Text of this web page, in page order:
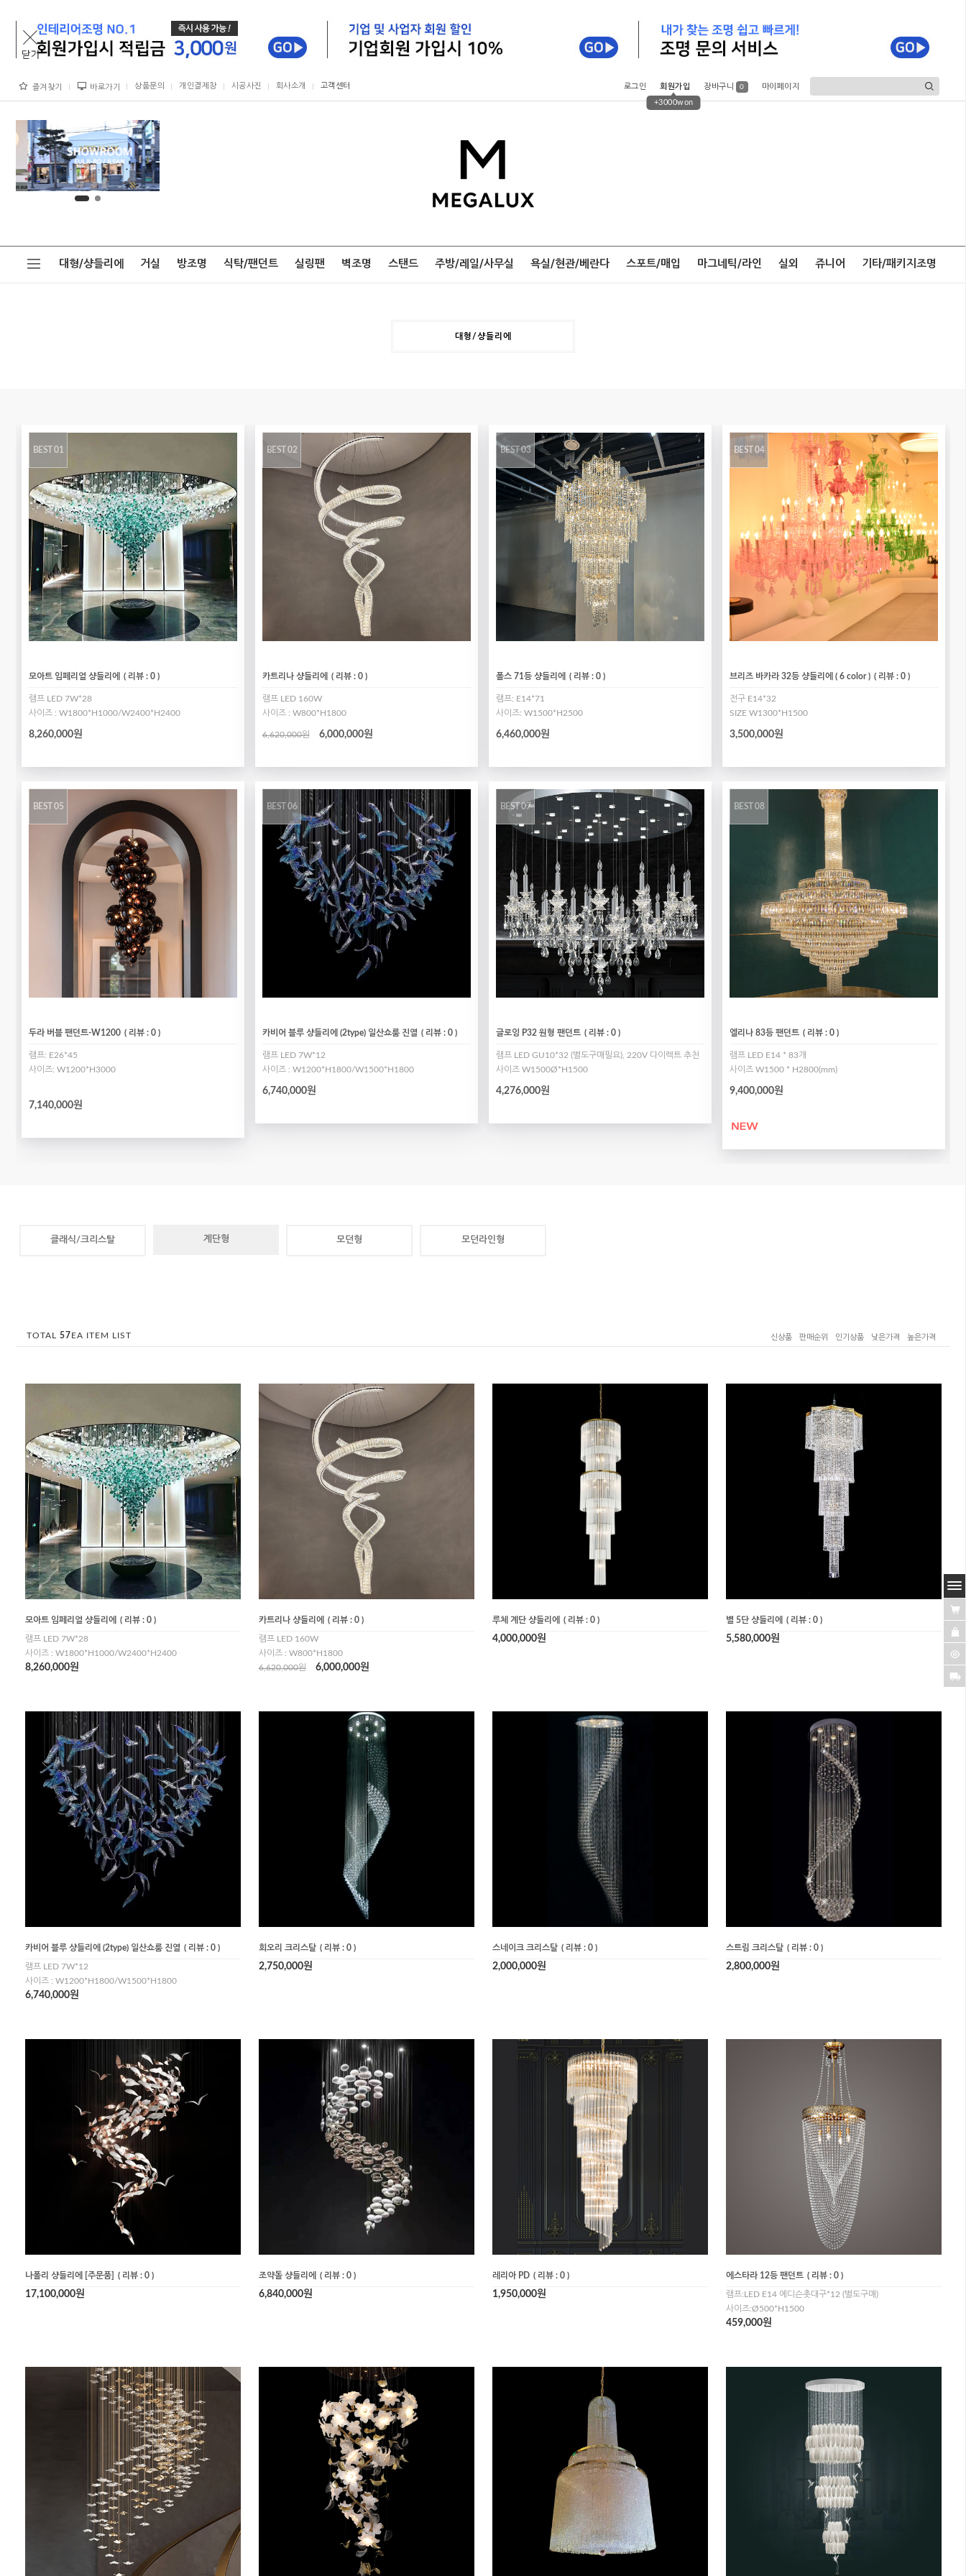
즐겨찾기 바로가기 상품문의 개인결제창 시공사진 회사소개 고객센터 로그인 회원가입
+3000won
장바구니 0 마이페이지
대형/샹들리에 거실 방조명 식탁/팬던트 실링팬 벽조명 스탠드 주방/레일/사무실 욕실/현관/베란다 스포트/매입 마그네틱/라인 실외 쥬니어 기타/패키지조명
대형/샹들리에
BEST 01
모아트 임페리얼 샹들리에 ( 리뷰 : 0 )
램프 LED 7W*28
사이즈 : W1800*H1000/W2400*H2400
8,260,000원
BEST 02
카트리나 샹들리에 ( 리뷰 : 0 )
램프 LED 160W
사이즈 : W800*H1800
6,620,000원 6,000,000원
BEST 03
폴스 71등 샹들리에 ( 리뷰 : 0 )
램프: E14*71
사이즈: W1500*H2500
6,460,000원
BEST 04
브리즈 바카라 32등 샹들리에 ( 6 color ) ( 리뷰 : 0 )
전구 E14*32
SIZE W1300*H1500
3,500,000원
BEST 05
두라 버블 팬던트-W1200 ( 리뷰 : 0 )
램프: E26*45
사이즈: W1200*H3000
7,140,000원
BEST 06
카비어 블루 샹들리에 (2type) 일산쇼룸 진열 ( 리뷰 : 0 )
램프 LED 7W*12
사이즈 : W1200*H1800/W1500*H1800
6,740,000원
BEST 07
글로잉 P32 원형 팬던트 ( 리뷰 : 0 )
램프 LED GU10*32 (별도구매필요), 220V 다이렉트 추천
사이즈 W1500Ø*H1500
4,276,000원
BEST 08
엘리나 83등 팬던트 ( 리뷰 : 0 )
램프 LED E14 * 83개
사이즈 W1500 * H2800(mm)
9,400,000원
클래식/크리스탈 계단형 모던형 모던라인형
TOTAL 57EA ITEM LIST 신상품 판매순위 인기상품 낮은가격 높은가격
모아트 임페리얼 샹들리에 ( 리뷰 : 0 )
램프 LED 7W*28
사이즈 : W1800*H1000/W2400*H2400
8,260,000원
카트리나 샹들리에 ( 리뷰 : 0 )
램프 LED 160W
사이즈 : W800*H1800
6,620,000원
6,000,000원
루체 계단 샹들리에 ( 리뷰 : 0 )
4,000,000원
별 5단 샹들리에 ( 리뷰 : 0 )
5,580,000원
카비어 블루 샹들리에 (2type) 일산쇼룸 진열 ( 리뷰 : 0 )
램프 LED 7W*12
사이즈 : W1200*H1800/W1500*H1800
6,740,000원
회오리 크리스탈 ( 리뷰 : 0 )
2,750,000원
스네이크 크리스탈 ( 리뷰 : 0 )
2,000,000원
스트림 크리스탈 ( 리뷰 : 0 )
2,800,000원
나폴리 샹들리에 [주문품] ( 리뷰 : 0 )
17,100,000원
조약돌 샹들리에 ( 리뷰 : 0 )
6,840,000원
레리아 PD ( 리뷰 : 0 )
1,950,000원
에스타라 12등 팬던트 ( 리뷰 : 0 )
램프:LED E14 에디슨촛대구*12 (별도구매)
사이즈:Ø500*H1500
459,000원